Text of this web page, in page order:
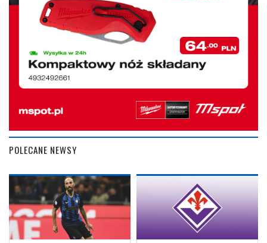
POLECANE NEWSY